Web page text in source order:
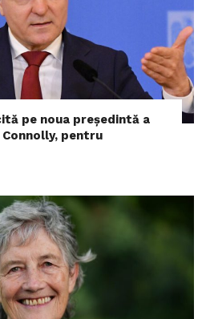
pe noua președintă a
pentru